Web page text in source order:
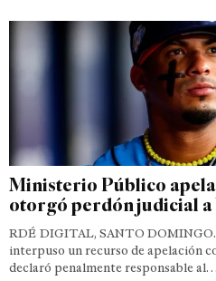
Ministerio Público
otorgó perdón judicial
RDÉ DIGITAL, SANTO
interpuso un recurso de apelación
declaró penalmente responsable al…